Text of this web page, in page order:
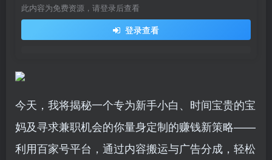
此内容为免费资源，请登录后查看
登录查看
今天，我将揭秘一个专为新手小白、时间宝贵的宝
妈及寻求兼职机会的你量身定制的赚钱新策略——
利用百家号平台，通过内容搬运与广告分成，轻松